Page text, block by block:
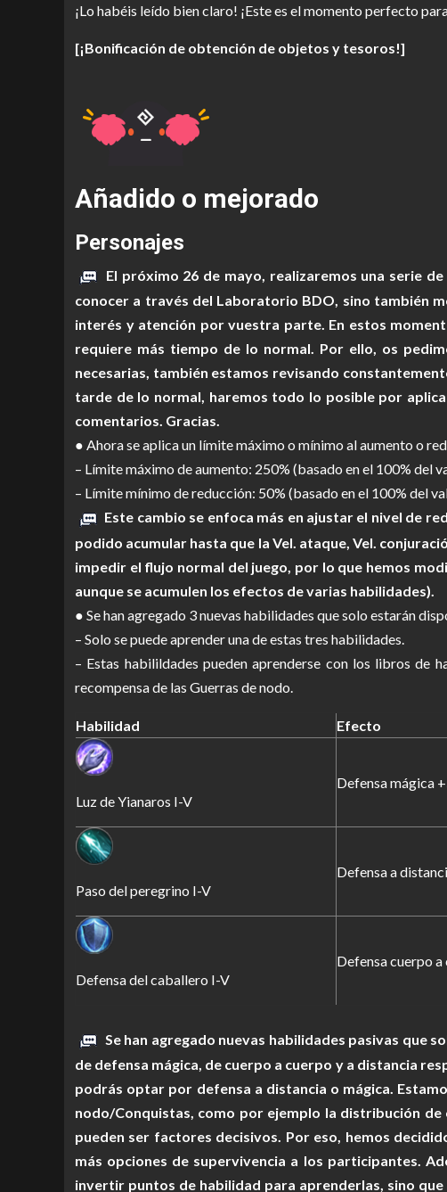
¡Lo habéis leído bien claro! ¡Este es el momento perfecto
[¡Bonificación de obtención de objetos y tesoros!]
Añadido o mejorado
Personajes
El próximo 26 de mayo, realizaremos una serie
conocer a través del Laboratorio BDO, sino también
interés y atención por vuestra parte. En estos
requiere más tiempo de lo normal. Por ello, os
necesarias, también estamos revisando
tarde de lo normal, haremos todo lo posible por
comentarios. Gracias.
● Ahora se aplica un límite máximo o mínimo al aumento o
– Límite máximo de aumento: 250% (basado en el 100% del
– Límite mínimo de reducción: 50% (basado en el 100% del
Este cambio se enfoca más en ajustar el nivel de
podido acumular hasta que la Vel. ataque, Vel.
impedir el flujo normal del juego, por lo que hemos
aunque se acumulen los efectos de varias habilidades).
● Se han agregado 3 nuevas habilidades que solo estarán
– Solo se puede aprender una de estas tres habilidades.
– Estas habilildades pueden aprenderse con los libros de
recompensa de las Guerras de nodo.
Habilidad Efecto
Luz de Yianaros I-V
Defensa mágica
Paso del peregrino I-V
Defensa a
Defensa del caballero I-V
Defensa cuerpo
Se han agregado nuevas habilidades pasivas que
de defensa mágica, de cuerpo a cuerpo y a distancia
podrás optar por defensa a distancia o mágica.
nodo/Conquistas, como por ejemplo la distribución
pueden ser factores decisivos. Por eso, hemos
más opciones de supervivencia a los participantes.
invertir puntos de habilidad para aprenderlas, sino